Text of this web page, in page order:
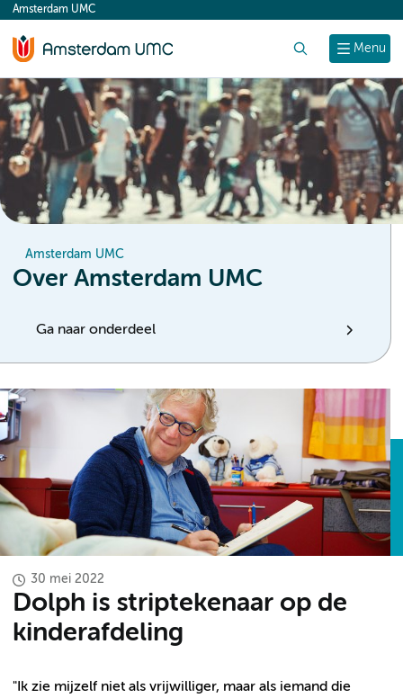
content
Menu
Amsterdam UMC
Amsterdam UMC
Over Amsterdam UMC
Ga naar onderdeel
30 mei 2022
Dolph is striptekenaar op de
kinderafdeling
"Ik zie mijzelf niet als vrijwilliger, maar als iemand die